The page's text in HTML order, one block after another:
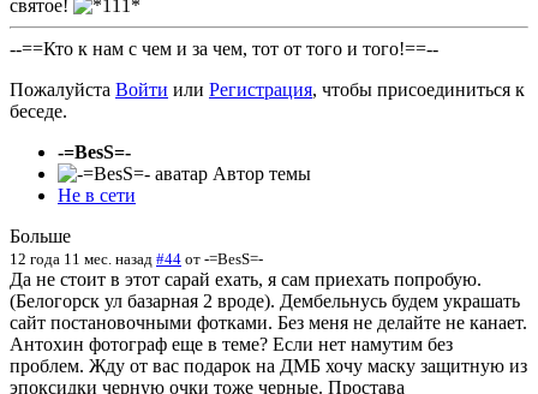
святое!
--==Кто к нам с чем и за чем, тот от того и того!==--
Пожалуйста Войти или Регистрация, чтобы присоединиться к
беседе.
-=BesS=-
Автор темы
Не в сети
Больше
12 года 11 мес. назад #44 от -=BesS=-
Да не стоит в этот сарай ехать, я сам приехать попробую.
(Белогорск ул базарная 2 вроде). Дембельнусь будем украшать
сайт постановочными фотками. Без меня не делайте не канает.
Антохин фотограф еще в теме? Если нет намутим без
проблем. Жду от вас подарок на ДМБ хочу маску защитную из
эпоксидки черную очки тоже черные. Простава